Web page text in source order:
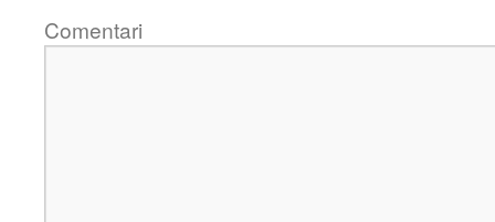
Comentari